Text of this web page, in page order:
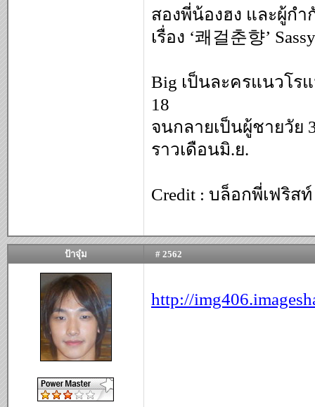
สองพี่น้องฮง และผู้ก
เรื่อง ‘쾌걸춘향’
Big เป็นละครแนวโร
18
จนกลายเป็นผู้ชายวัย
ราวเดือนมิ.ย.
Credit : บล็อกพี่เฟริสท์
ป้าจุ๋ม # 2562
http://